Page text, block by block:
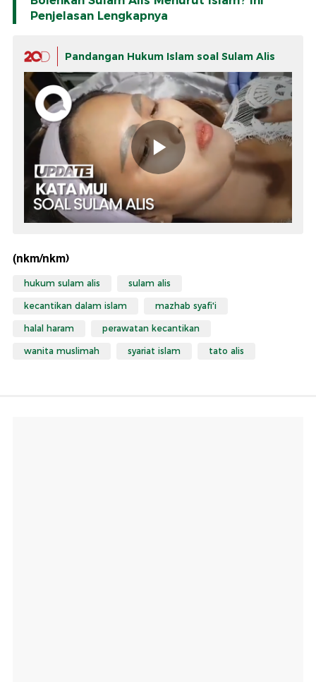
Penjelasan Lengkapnya
Pandangan Hukum Islam soal Sulam Alis
(nkm/nkm)
hukum sulam alis sulam alis
kecantikan dalam islam mazhab syafi'i
halal haram perawatan kecantikan
wanita muslimah syariat islam tato alis